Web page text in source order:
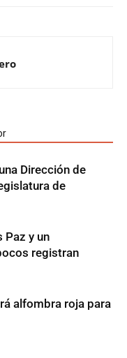
Dirección de
de
Paz y un
registran
alfombra roja para